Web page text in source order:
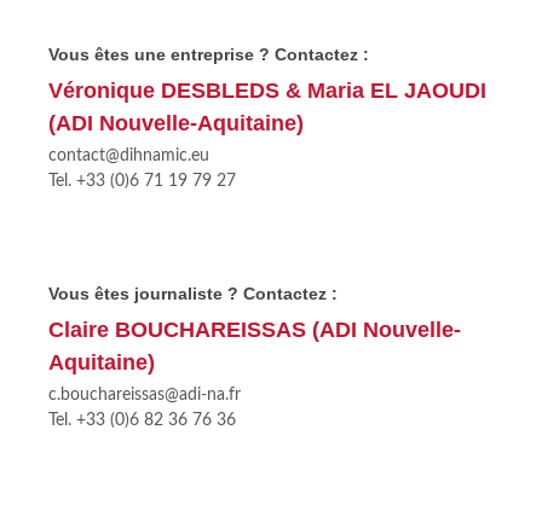
Vous êtes une entreprise ? Contactez :
Véronique DESBLEDS & Maria EL JAOUDI
(ADI Nouvelle-Aquitaine)
contact@dihnamic.eu
Tel. +33 (0)6 71 19 79 27
Vous êtes journaliste ? Contactez :
Claire BOUCHAREISSAS (ADI Nouvelle-
Aquitaine)
c.bouchareissas@adi-na.fr
Tel. +33 (0)6 82 36 76 36